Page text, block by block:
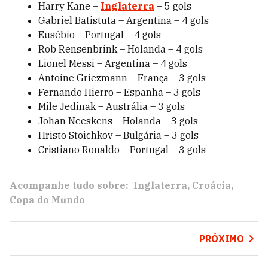
Harry Kane – Inglaterra – 5 gols
Gabriel Batistuta – Argentina – 4 gols
Eusébio – Portugal – 4 gols
Rob Rensenbrink – Holanda – 4 gols
Lionel Messi – Argentina – 4 gols
Antoine Griezmann – França – 3 gols
Fernando Hierro – Espanha – 3 gols
Mile Jedinak – Austrália – 3 gols
Johan Neeskens – Holanda – 3 gols
Hristo Stoichkov – Bulgária – 3 gols
Cristiano Ronaldo – Portugal – 3 gols
Acompanhe tudo sobre: Inglaterra Croácia
Copa do Mundo
PRÓXIMO